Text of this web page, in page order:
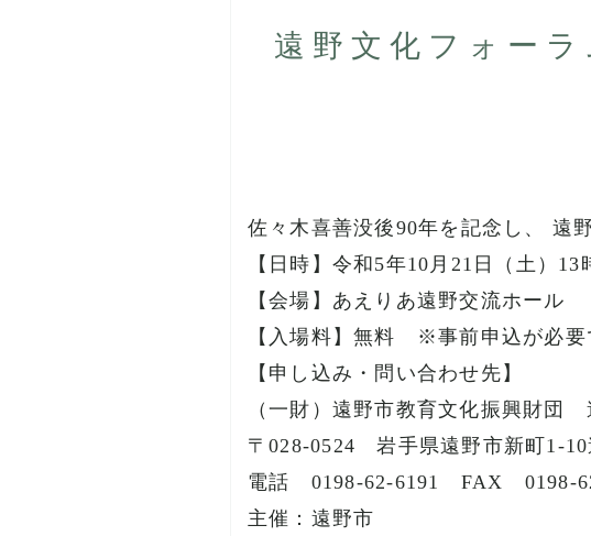
遠野文化フォー
佐々木喜善没後90年を記念し、 遠
【日時】令和5年10月21日（土）13
【会場】あえりあ遠野交流ホール
【入場料】無料 ※事前申込が必要
【申し込み・問い合わせ先】
（一財）遠野市教育文化振興財団
〒028-0524 岩手県遠野市新町1-10
電話 0198-62-6191 FAX 0198-
主催：遠野市